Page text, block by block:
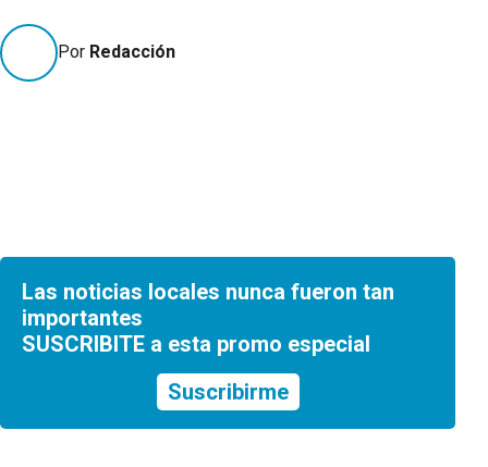
Por Redacción
Las noticias locales nunca fueron tan
importantes
SUSCRIBITE a esta promo especial
Suscribirme